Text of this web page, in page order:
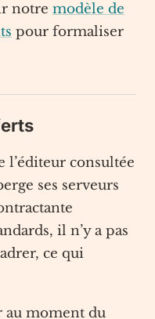
notre modèle de
pour formaliser
l’éditeur consultée
ses serveurs
il n’y a pas
ce qui
au moment du